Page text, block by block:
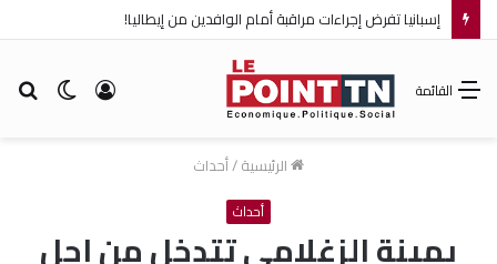
إسبانيا تفرض إجراءات مراقبة أمام الوافدين من إيطاليا!
الوضع تسجيل
القائمة
الرئيسية/أحداث
أحداث
يمينة الزغلامي تتدخل من اجل